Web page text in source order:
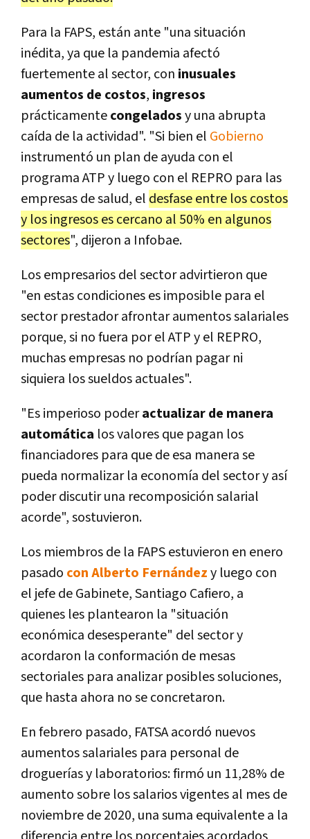
Para la FAPS, están ante "una situación
inédita, ya que la pandemia afectó
fuertemente al sector, con inusuales
aumentos de costos, ingresos
prácticamentecongeladosy una abrupta
caída de la actividad". "Si bien el Gobierno
instrumentó un plan de ayuda con el
programa ATP y luego con el REPRO para las
empresas de salud, el desfase entre los costos
y los ingresos es cercano al 50% en algunos
sectores", dijeron a Infobae.
Los empresarios del sector advirtieron que
"en estas condiciones es imposible para el
sector prestador afrontar aumentos salariales
porque, si no fuera por el ATP y el REPRO,
muchas empresas no podrían pagar ni
siquiera los sueldos actuales".
"Es imperioso poderactualizar de manera
automática los valores que pagan los
financiadores para que de esa manera se
pueda normalizar la economía del sector y así
poder discutir una recomposición salarial
acorde", sostuvieron.
Los miembros de la FAPS estuvieron en enero
pasado con Alberto Fernándezy luego con
el jefe de Gabinete, Santiago Cafiero, a
quienes les plantearon la "situación
económica desesperante" del sector y
acordaron la conformación de mesas
sectoriales para analizar posibles soluciones,
que hasta ahora no se concretaron.
En febrero pasado, FATSA acordó nuevos
aumentos salariales para personal de
droguerías y laboratorios: firmó un 11,28% de
aumento sobre los salarios vigentes al mes de
noviembre de 2020, una suma equivalente a la